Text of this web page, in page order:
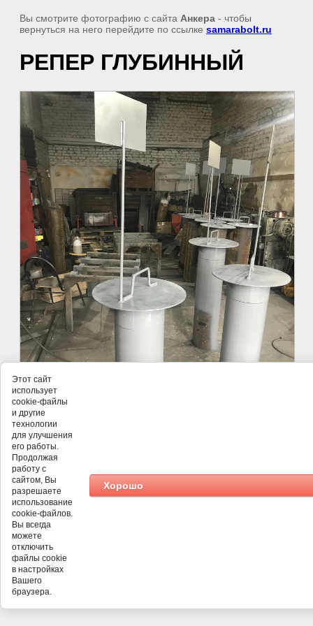
Вы смотрите фотографию с сайта Анкера - чтобы
вернуться на него перейдите по ссылке samarabolt.ru
РЕПЕР ГЛУБИННЫЙ
©Анкера
Этот сайт
использует
cookie-файлы
и другие
технологии
для улучшения
его работы.
Продолжая
работу с
сайтом, Вы
разрешаете
использование
cookie-файлов.
Вы всегда
можете
отключить
файлы cookie
в настройках
Вашего
браузера.
Хорошо